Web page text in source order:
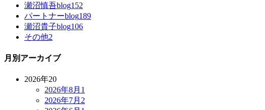
瀬沼慎吾blog152
パートナーblog189
瀬沼貴子blog106
その他2
月別アーカイブ
2026年20
2026年8月 1
2026年7月 2